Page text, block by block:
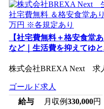
【社宅費無料＋格安食堂
など｜生活費を抑えてゆ
株式会社BREXA Next 求
ゴールド求人
給与
月収例330,000円